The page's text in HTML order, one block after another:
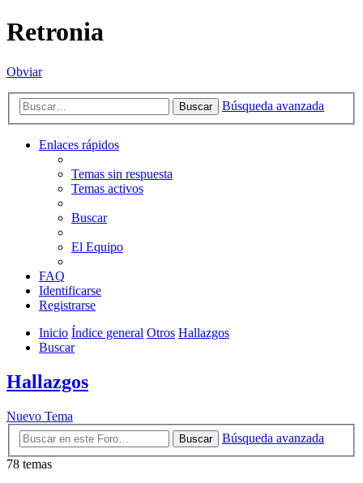
Retronia
Obviar
Buscar Búsqueda avanzada
Enlaces rápidos
Temas sin respuesta
Temas activos
Buscar
El Equipo
FAQ
Identificarse
Registrarse
Inicio Índice general Otros Hallazgos
Buscar
Hallazgos
Nuevo Tema
Buscar
Búsqueda avanzada
78 temas